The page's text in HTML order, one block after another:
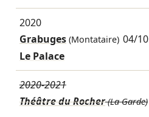
2020
Grabuges(Montataire) 04/10
Le Palace
2020-2021
Théâtre du Rocher(La Garde)